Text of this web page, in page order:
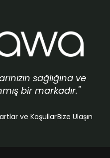
sağlığına ve
bir markadır."
ve KoşullarBize Ulaşın